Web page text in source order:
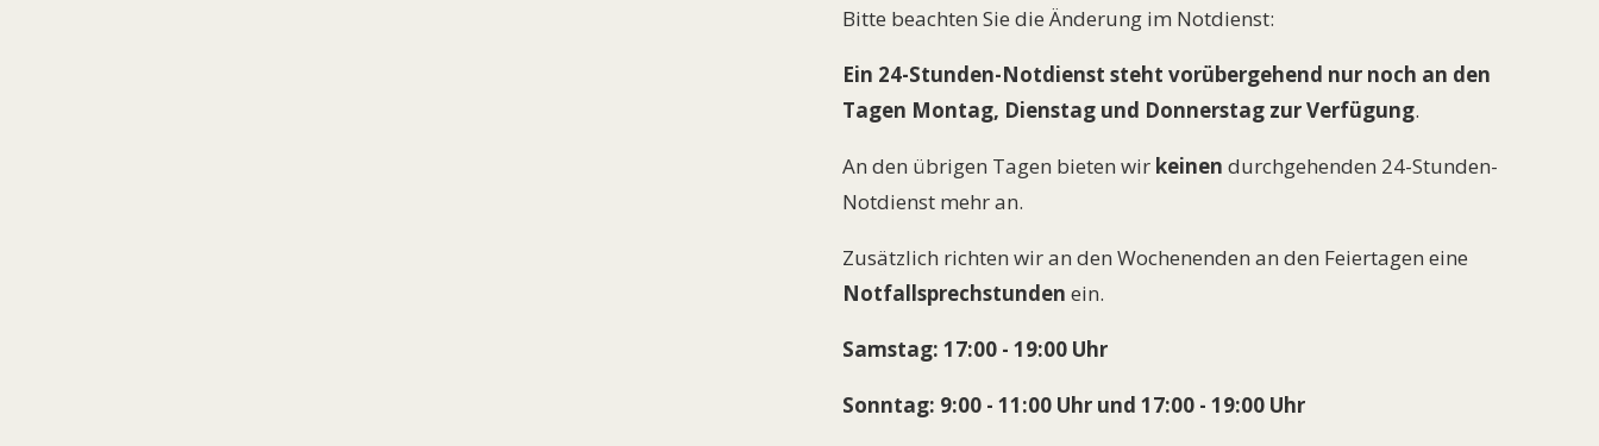
Bitte beachten Sie die Änderung im Notdienst:
Ein 24-Stunden-Notdienst steht vorübergehend nur noch an den
Tagen Montag, Dienstag und Donnerstag zur Verfügung.
An den übrigen Tagen bieten wir keinen durchgehenden 24-Stunden-
Notdienst mehr an.
Zusätzlich richten wir an den Wochenenden an den Feiertagen eine
Notfallsprechstunden ein.
Samstag: 17:00 - 19:00 Uhr
Sonntag: 9:00 - 11:00 Uhr und 17:00 - 19:00 Uhr